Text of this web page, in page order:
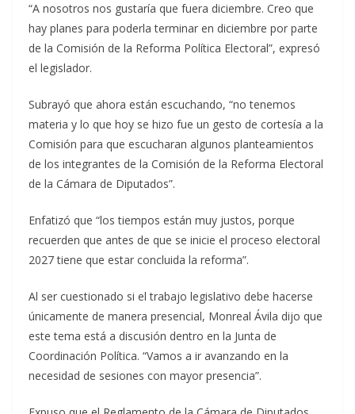
“A nosotros nos gustaría que fuera diciembre. Creo que
hay planes para poderla terminar en diciembre por parte
de la Comisión de la Reforma Política Electoral”, expresó
el legislador.
Subrayó que ahora están escuchando, “no tenemos
materia y lo que hoy se hizo fue un gesto de cortesía a la
Comisión para que escucharan algunos planteamientos
de los integrantes de la Comisión de la Reforma Electoral
de la Cámara de Diputados”.
Enfatizó que “los tiempos están muy justos, porque
recuerden que antes de que se inicie el proceso electoral
2027 tiene que estar concluida la reforma”.
Al ser cuestionado si el trabajo legislativo debe hacerse
únicamente de manera presencial, Monreal Ávila dijo que
este tema está a discusión dentro en la Junta de
Coordinación Política. “Vamos a ir avanzando en la
necesidad de sesiones con mayor presencia”.